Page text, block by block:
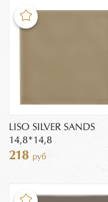
LISO SILVER SANDS
14,8*14,8
218 руб